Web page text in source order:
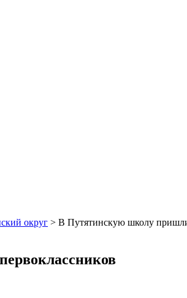
округ > В Путятинскую школу